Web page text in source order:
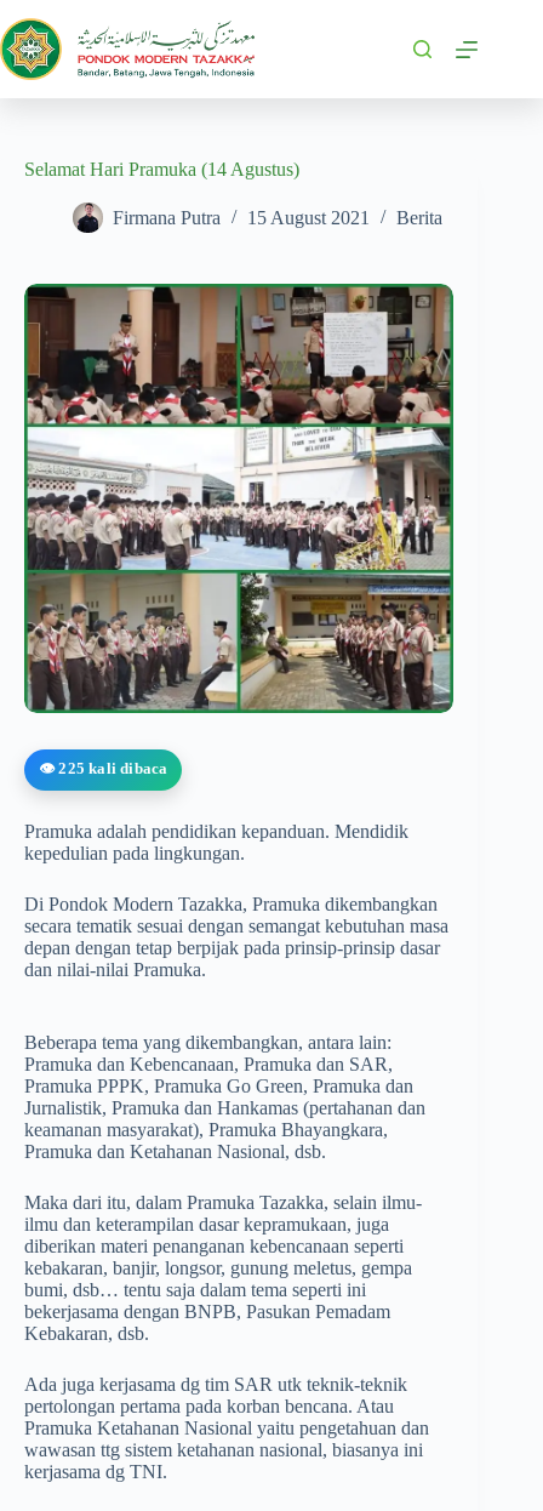
Selamat Hari Pramuka (14 Agustus)
Firmana Putra 15 August 2021 Berita
👁️ 225 kali dibaca
Pramuka adalah pendidikan kepanduan. Mendidik
kepedulian pada lingkungan.
Di Pondok Modern Tazakka, Pramuka dikembangkan
secara tematik sesuai dengan semangat kebutuhan masa
depan dengan tetap berpijak pada prinsip-prinsip dasar
dan nilai-nilai Pramuka.
Beberapa tema yang dikembangkan, antara lain:
Pramuka dan Kebencanaan, Pramuka dan SAR,
Pramuka PPPK, Pramuka Go Green, Pramuka dan
Jurnalistik, Pramuka dan Hankamas (pertahanan dan
keamanan masyarakat), Pramuka Bhayangkara,
Pramuka dan Ketahanan Nasional, dsb.
Maka dari itu, dalam Pramuka Tazakka, selain ilmu-
ilmu dan keterampilan dasar kepramukaan, juga
diberikan materi penanganan kebencanaan seperti
kebakaran, banjir, longsor, gunung meletus, gempa
bumi, dsb… tentu saja dalam tema seperti ini
bekerjasama dengan BNPB, Pasukan Pemadam
Kebakaran, dsb.
Ada juga kerjasama dg tim SAR utk teknik-teknik
pertolongan pertama pada korban bencana. Atau
Pramuka Ketahanan Nasional yaitu pengetahuan dan
wawasan ttg sistem ketahanan nasional, biasanya ini
kerjasama dg TNI.